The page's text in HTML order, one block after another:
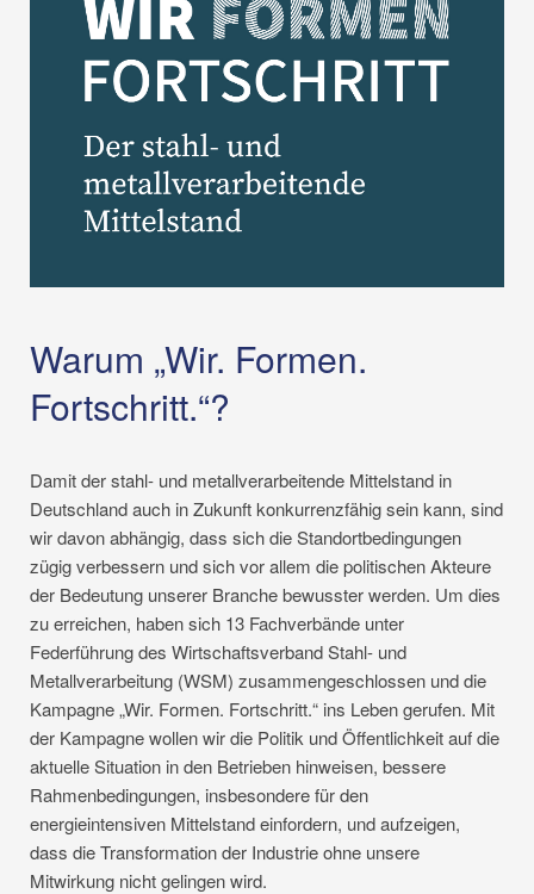
Warum „Wir. Formen.
Fortschritt.“?
Damit der stahl- und metallverarbeitende Mittelstand in
Deutschland auch in Zukunft konkurrenzfähig sein kann, sind
wir davon abhängig, dass sich die Standortbedingungen
zügig verbessern und sich vor allem die politischen Akteure
der Bedeutung unserer Branche bewusster werden. Um dies
zu erreichen, haben sich 13 Fachverbände unter
Federführung des Wirtschaftsverband Stahl- und
Metallverarbeitung (WSM) zusammengeschlossen und die
Kampagne „Wir. Formen. Fortschritt.“ ins Leben gerufen. Mit
der Kampagne wollen wir die Politik und Öffentlichkeit auf die
aktuelle Situation in den Betrieben hinweisen, bessere
Rahmenbedingungen, insbesondere für den
energieintensiven Mittelstand einfordern, und aufzeigen,
dass die Transformation der Industrie ohne unsere
Mitwirkung nicht gelingen wird.